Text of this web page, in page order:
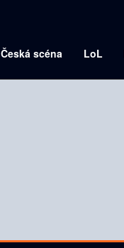
Česká scéna LoL